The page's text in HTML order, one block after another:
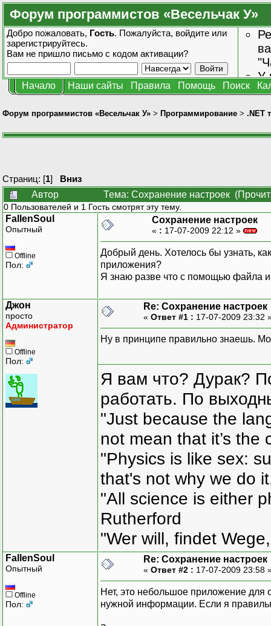
Форум программистов «Весельчак У»
Добро пожаловать, Гость. Пожалуйста, войдите или
зарегистрируйтесь.
Вам не пришло письмо с кодом активации?
У
Начало Наши сайты Правила Помощь Поиск
Форум программистов «Весельчак У» > Программирование > .NET
Страниц: [1] Вниз
Автор
Тема: Сохранение настроек
0 Пользователей и 1 Гость смотрят эту тему.
FallenSoul
Опытный
Offline
Пол:
Сохранение настроек
« : 17-07-2009 22:12 »
Добрый день. Хотелось бы узнать,
приложения?
Я знаю разве что с помощью файла и
Джон
просто
Администратор
Offline
Пол:
Re: Сохранение настроек
« Ответ #1 : 17-07-2009 23:32
Ну в принципе правильно знаешь.
Я вам что? Дурак?
работать. По
"Just because the
not mean that it’s the
"Physics is like sex:
that's not why we do
"All science is either
Rutherford
"Wer will, findet
FallenSoul
Опытный
Offline
Пол:
Re: Сохранение настроек
« Ответ #2 : 17-07-2009 23:58
Нет, это небольшое приложение
нужной информации. Если я